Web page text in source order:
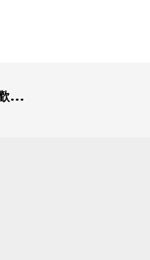
...